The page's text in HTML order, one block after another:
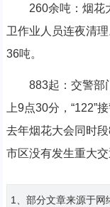
260余吨：烟花大
卫作业人员连夜清
36吨。
883起：交警部门
上9点30分，“122”
去年烟花大会同时
市区没有发生重大交
1、部分文章来源于网